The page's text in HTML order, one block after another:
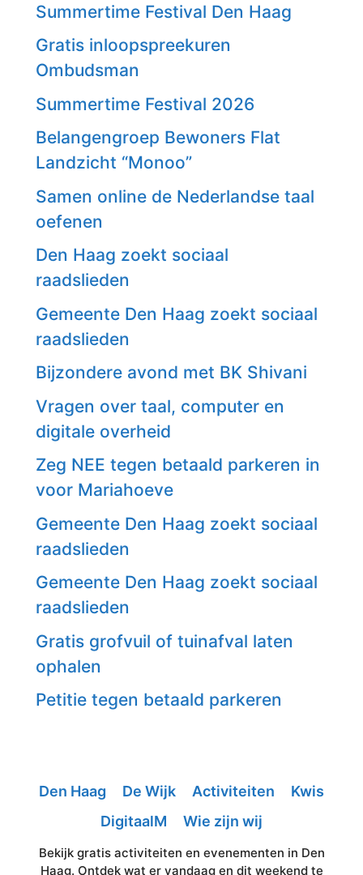
Summertime Festival Den Haag
Gratis inloopspreekuren
Ombudsman
Summertime Festival 2026
Belangengroep Bewoners Flat
Landzicht “Monoo”
Samen online de Nederlandse taal
oefenen
Den Haag zoekt sociaal
raadslieden
Gemeente Den Haag zoekt sociaal
raadslieden
Bijzondere avond met BK Shivani
Vragen over taal, computer en
digitale overheid
Zeg NEE tegen betaald parkeren in
voor Mariahoeve
Gemeente Den Haag zoekt sociaal
raadslieden
Gemeente Den Haag zoekt sociaal
raadslieden
Gratis grofvuil of tuinafval laten
ophalen
Petitie tegen betaald parkeren
Den Haag De Wijk Activiteiten
Kwis
DigitaalM
Wie zijn wij
Bekijk gratis activiteiten en evenementen in Den
Haag. Ontdek wat er vandaag en dit weekend te